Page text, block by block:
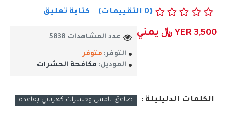
قاعدة متينة وقابلة للفصل.
شحن سريع ودائم بفضل البطارية المدمجة.
حماية مزدوجة تضمن السلامة الكاملة.
(0 التقييمات) - كتابة تعليق
YER 3,500 ﷼ يمني
التوفر: متوفر
الموديل: مكافحة الحشرات
عدد المشاهدات 5838
الكلمات الدليليلة : صاعق نامس وحشرات كهربائي بقاعدة